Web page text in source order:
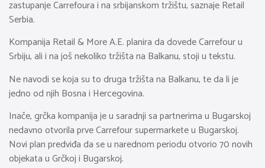
zastupanje Carrefoura i na srbijanskom tržištu, saznaje Retail
Serbia.
Kompanija Retail & More A.E. planira da dovede Carrefour u
Srbiju, ali i na još nekoliko tržišta na Balkanu, stoji u tekstu.
Ne navodi se koja su to druga tržišta na Balkanu, te da li je
jedno od njih Bosna i Hercegovina.
Inače, grčka kompanija je u saradnji sa partnerima u Bugarskoj
nedavno otvorila prve Carrefour supermarkete u Bugarskoj.
Novi plan predviđa da se u narednom periodu otvorio 70 novih
objekata u Grčkoj i Bugarskoj.